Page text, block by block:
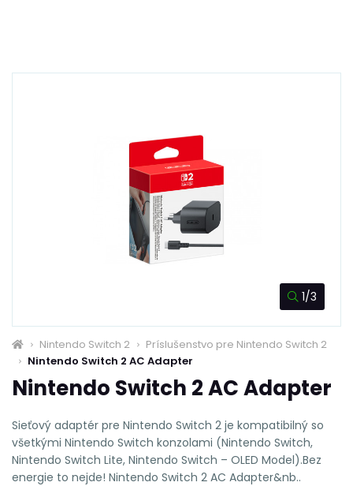
1/3
Nintendo Switch 2
Príslušenstvo pre Nintendo Switch 2
Nintendo Switch 2 AC Adapter
Nintendo Switch 2 AC Adapter
Sieťový adaptér pre Nintendo Switch 2 je kompatibilný so
všetkými Nintendo Switch konzolami (Nintendo Switch,
Nintendo Switch Lite, Nintendo Switch – OLED Model).Bez
energie to nejde! Nintendo Switch 2 AC Adapter&nb..